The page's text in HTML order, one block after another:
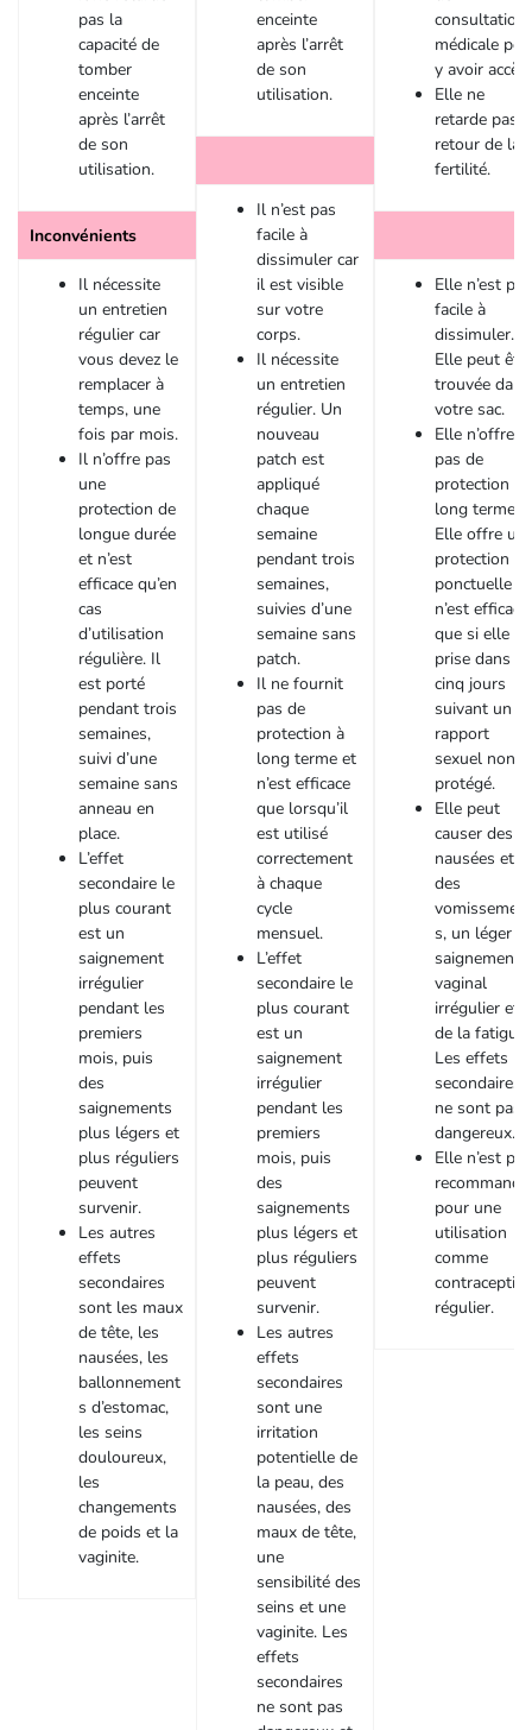
pas la
capacité de
tomber
enceinte
après l’arrêt
de son
utilisation.
Inconvénients
Il nécessite
un entretien
régulier car
vous devez le
remplacer à
temps, une
fois par mois.
Il n’offre pas
une
protection de
longue durée
et n’est
efficace qu’en
cas
d’utilisation
régulière. Il
est porté
pendant trois
semaines,
suivi d’une
semaine sans
anneau en
place.
L’effet
secondaire le
plus courant
est un
saignement
irrégulier
pendant les
premiers
mois, puis
des
saignements
plus légers et
plus réguliers
peuvent
survenir.
Les autres
effets
secondaires
sont les maux
de tête, les
nausées, les
ballonnement
s d’estomac,
les seins
douloureux,
les
changements
de poids et la
vaginite.
enceinte
après l’arrêt
de son
utilisation.
Il n’est pas
facile à
dissimuler car
il est visible
sur votre
corps.
Il nécessite
un entretien
régulier. Un
nouveau
patch est
appliqué
chaque
semaine
pendant trois
semaines,
suivies d’une
semaine sans
patch.
Il ne fournit
pas de
protection à
long terme et
n’est efficace
que lorsqu’il
est utilisé
correctement
à chaque
cycle
mensuel.
L’effet
secondaire le
plus courant
est un
saignement
irrégulier
pendant les
premiers
mois, puis
des
saignements
plus légers et
plus réguliers
peuvent
survenir.
Les autres
effets
secondaires
sont une
irritation
potentielle de
la peau, des
nausées, des
maux de tête,
une
sensibilité des
seins et une
vaginite. Les
effets
secondaires
ne sont pas
consultation
médicale
y avoir accès.
Elle ne
retarde pas
retour de la
fertilité.
Elle n’est pas
facile à
dissimuler.
Elle peut être
trouvée dans
votre sac.
Elle n’offre
pas de
protection à
long terme.
Elle offre
protection
ponctuelle et
n’est efficace
que si elle
prise dans
cinq jours
suivant un
rapport
sexuel non
protégé.
Elle peut
causer des
nausées et
des
vomissement
s, un léger
saignement
vaginal
irrégulier et
de la fatigue.
Les effets
secondaires
ne sont pas
dangereux.
Elle n’est pas
pour une
utilisation
comme
contraceptif
régulier.